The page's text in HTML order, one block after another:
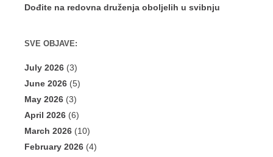
Dođite na redovna druženja oboljelih u svibnju
SVE OBJAVE:
July 2026 (3)
June 2026 (5)
May 2026 (3)
April 2026 (6)
March 2026 (10)
February 2026 (4)